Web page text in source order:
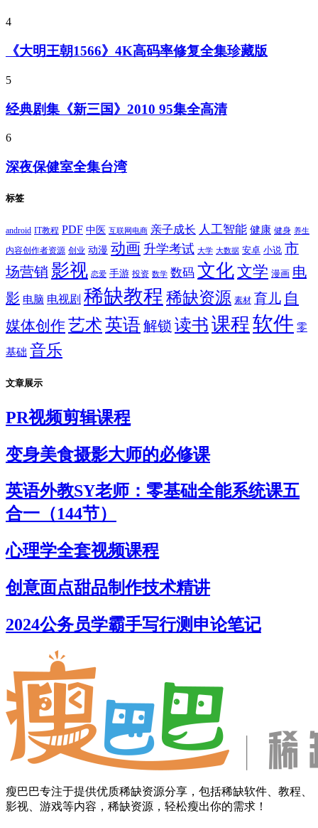
4
《大明王朝1566》4K高码率修复全集珍藏版
5
经典剧集《新三国》2010 95集全高清
6
深夜保健室全集台湾
标签
android IT教程 PDF 中医 互联网电商 亲子成长 人工智能 健康 健身 养生
内容创作者资源 创业 动漫 动画 升学考试 大学 大数据 安卓 小说 市
场营销 影视 恋爱 手游 投资 数学 数码 文化文学 漫画 电
影 电脑 电视剧 稀缺教程 稀缺资源 素材 育儿 自
媒体创作艺术英语 解锁 读书课程 软件 零
基础 音乐
文章展示
PR视频剪辑课程
变身美食摄影大师的必修课
英语外教SY老师：零基础全能系统课五
合一（144节）
心理学全套视频课程
创意面点甜品制作技术精讲
2024公务员学霸手写行测申论笔记
瘦巴巴专注于提供优质稀缺资源分享，包括稀缺软件、教程、
影视、游戏等内容，稀缺资源，轻松瘦出你的需求！